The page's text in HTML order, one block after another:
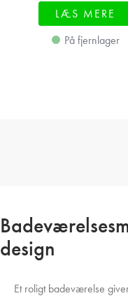
LÆS MERE
På fjernlager
design
Et roligt badeværelse